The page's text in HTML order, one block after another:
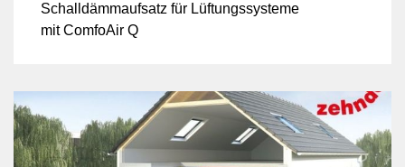
Schalldämmaufsatz für Lüftungssysteme
mit ComfoAir Q